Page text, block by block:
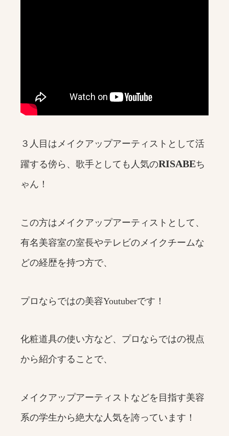
３人目はメイクアップアーティストとして活
躍する傍ら、歌手としても人気のRISABEち
ゃん！
この方はメイクアップアーティストとして、
有名美容室の室長やテレビのメイクチームな
どの経歴を持つ方で、
プロならではの美容Youtuberです！
化粧道具の使い方など、プロならではの視点
から紹介することで、
メイクアップアーティストなどを目指す美容
系の学生から絶大な人気を誇っています！